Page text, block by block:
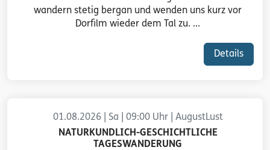
wandern stetig bergan und wenden uns kurz vor
Dorfilm wieder dem Tal zu. ...
Details
01.08.2026 | Sa | 09:00 Uhr | AugustLust
NATURKUNDLICH-GESCHICHTLICHE
TAGESWANDERUNG